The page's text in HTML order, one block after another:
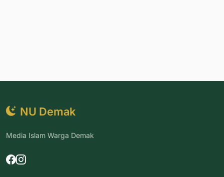
NU Demak
Media Islam Warga Demak